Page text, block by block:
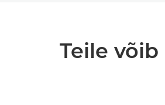
Teile